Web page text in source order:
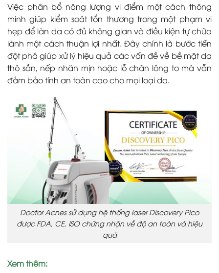
Việc phân bổ năng lượng vi điểm một cách thông
minh giúp kiểm soát tổn thương trong một phạm vi
hẹp để làn da có đủ không gian và điều kiện tự chữa
lành một cách thuận lợi nhất. Đây chính là bước tiến
đột phá giúp xử lý hiệu quả các vấn đề về bề mặt da
thô sần, nếp nhăn mịn hoặc lỗ chân lông to mà vẫn
đảm bảo tính an toàn cao cho mọi loại da.
Doctor Acnes sử dụng hệ thống laser Discovery Pico
được FDA, CE, ISO chứng nhận về độ an toàn và hiệu
quả
Xem thêm: